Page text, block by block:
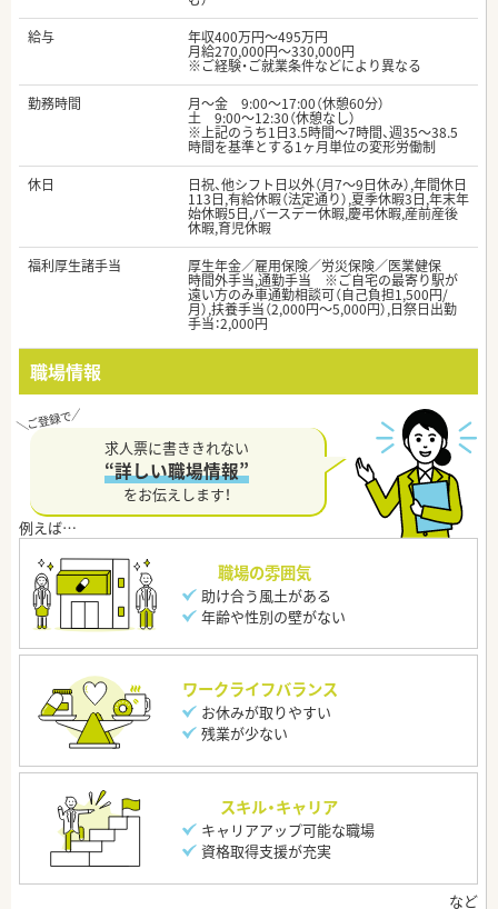
給与
年収400万円～495万円
月給270,000円～330,000円
※ご経験・ご就業条件などにより異なる
勤務時間
月～金 9:00～17:00（休憩60分）
土 9:00～12:30（休憩なし）
※上記のうち1日3.5時間～7時間、週35～38.5
時間を基準とする1ヶ月単位の変形労働制
休日
日祝、他シフト日以外（月7～9日休み）,年間休日
113日,有給休暇（法定通り）,夏季休暇3日,年末年
始休暇5日,バースデー休暇,慶弔休暇,産前産後
休暇,育児休暇
福利厚生諸手当
厚生年金／雇用保険／労災保険／医業健保
時間外手当,通勤手当 ※ご自宅の最寄り駅が
遠い方のみ車通勤相談可（自己負担1,500円/
月）,扶養手当（2,000円～5,000円）,日祭日出勤
手当：2,000円
職場情報
求人票に書ききれない
“詳しい職場情報”
をお伝えします！
職場の雰囲気
助け合う風土がある
年齢や性別の壁がない
ワークライフバランス
お休みが取りやすい
残業が少ない
スキル・キャリア
キャリアアップ可能な職場
資格取得支援が充実